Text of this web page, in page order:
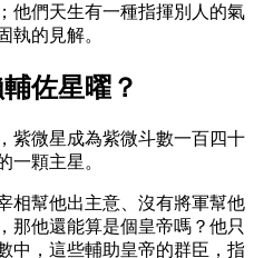
他們天生有一種指揮別人的氣
執的見解。
佐星曜？
紫微星成為紫微斗數一百四十
一顆主星。
相幫他出主意、沒有將軍幫他
那他還能算是個皇帝嗎？他只
中，這些輔助皇帝的群臣，指